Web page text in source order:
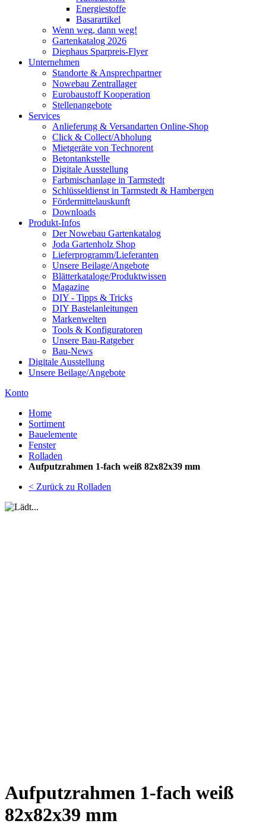
Energiestoffe
Basarartikel
Wenn weg, dann weg!
Gartenkatalog 2026
Diephaus Sparpreis-Flyer
Unternehmen
Standorte & Ansprechpartner
Nowebau Zentrallager
Eurobaustoff Kooperation
Stellenangebote
Services
Anlieferung & Versandarten Online-Shop
Click & Collect/Abholung
Mietgeräte von Technorent
Betontankstelle
Digitale Ausstellung
Farbmischanlage in Tarmstedt
Schlüsseldienst in Tarmstedt & Hambergen
Fördermittelauskunft
Downloads
Produkt-Infos
Der Nowebau Gartenkatalog
Joda Gartenholz Shop
Lieferprogramm/Lieferanten
Unsere Beilage/Angebote
Blätterkataloge/Produktwissen
Magazine
DIY - Tipps & Tricks
DIY Bastelanleitungen
Markenwelten
Tools & Konfiguratoren
Unsere Bau-Ratgeber
Bau-News
Digitale Ausstellung
Unsere Beilage/Angebote
Konto
Home
Sortiment
Bauelemente
Fenster
Rolladen
Aufputzrahmen 1-fach weiß 82x82x39 mm
< Zurück zu Rolladen
Aufputzrahmen 1-fach weiß
82x82x39 mm